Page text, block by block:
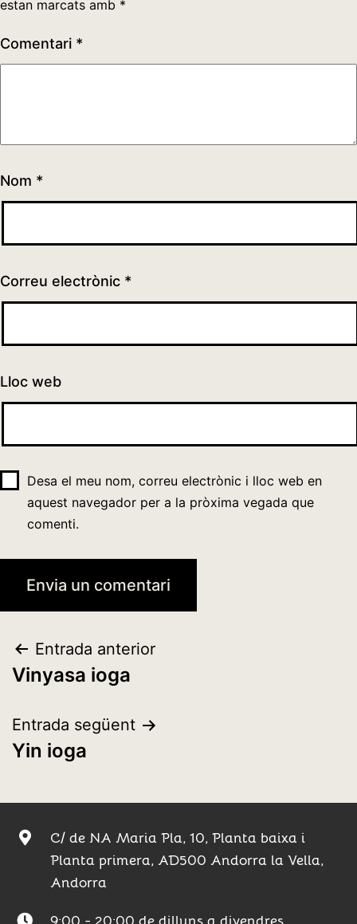
estan marcats amb *
Comentari *
Nom *
Correu electrònic *
Lloc web
Desa el meu nom, correu electrònic i lloc web en
aquest navegador per a la pròxima vegada que
comenti.
Entrada anterior
Vinyasa ioga
Entrada següent
Yin ioga
C/ de NA Maria Pla, 10, Planta baixa i
Planta primera, AD500 Andorra la Vella,
Andorra​